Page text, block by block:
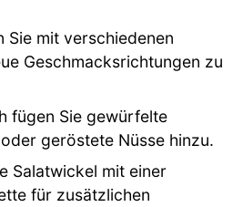
Sie mit verschiedenen
Geschmacksrichtungen zu
fügen Sie gewürfelte
geröstete Nüsse hinzu.
Salatwickel mit einer
für zusätzlichen